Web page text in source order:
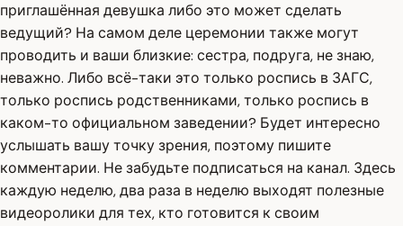
приглашённая девушка либо это может сделать
ведущий? На самом деле церемонии также могут
проводить и ваши близкие: сестра, подруга, не знаю,
неважно. Либо всё-таки это только роспись в ЗАГС,
только роспись родственниками, только роспись в
каком-то официальном заведении? Будет интересно
услышать вашу точку зрения, поэтому пишите
комментарии. Не забудьте подписаться на канал. Здесь
каждую неделю, два раза в неделю выходят полезные
видеоролики для тех, кто готовится к своим